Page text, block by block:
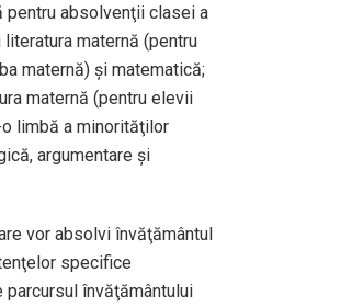
pentru absolvenţii clasei a
maternă (pentru
maternă) şi matematică;
maternă (pentru elevii
limbă a minorităţilor
argumentare şi
vor absolvi învăţământul
specifice
învăţământului